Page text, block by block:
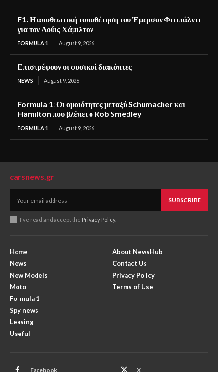
F1: Η αποθεωτική τοποθέτηση του Έμερσον Φιτιπάλντι
για τον Λούις Χάμιλτον
FORMULA 1 August 9, 2026
Επιστρέφουν οι φυσικοί διακόπτες
NEWS August 9, 2026
Formula 1: Οι ομοιότητες μεταξύ Schumacher και
Hamilton που βλέπει ο Rob Smedley
FORMULA 1 August 9, 2026
carsnews.gr
SUBSCRIBE
I've read and accept the Privacy Policy.
Home
News
New Models
Moto
Formula 1
Spy news
Leasing
Useful
About NewsHub
Contact Us
Privacy Policy
Terms of Use
Facebook X